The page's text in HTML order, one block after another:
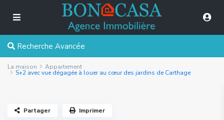
Recherche Avancée
La maison Appartement
S+2 avec vue dégagée à louer au cœur des jardins de Carthage
Partager Imprimer